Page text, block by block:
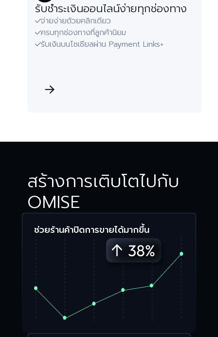
รับชำระเงินออนไลน์ง่ายทุกช่องทาง
จ่ายง่ายด้วยคลิกเดียว
ครบทุกช่องทางที่ลูกค้านิยม
รับเงินบนโซเชียลผ่าน Payment Links+
สร้างการเติบโตไปกับ
OMISE
ช่วยร้านค้าปิดการขายได้มากขึ้น